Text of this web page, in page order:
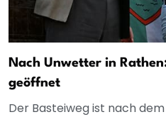
Nach Unwetter in
geöffnet
Der Basteiweg ist nach